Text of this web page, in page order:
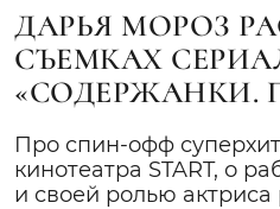
ДАРЬЯ МОРОЗ
СЪЕМКАХ
«СОДЕРЖАНКИ.
Про спин-офф
кинотеатра START, о
и своей ролью актриса